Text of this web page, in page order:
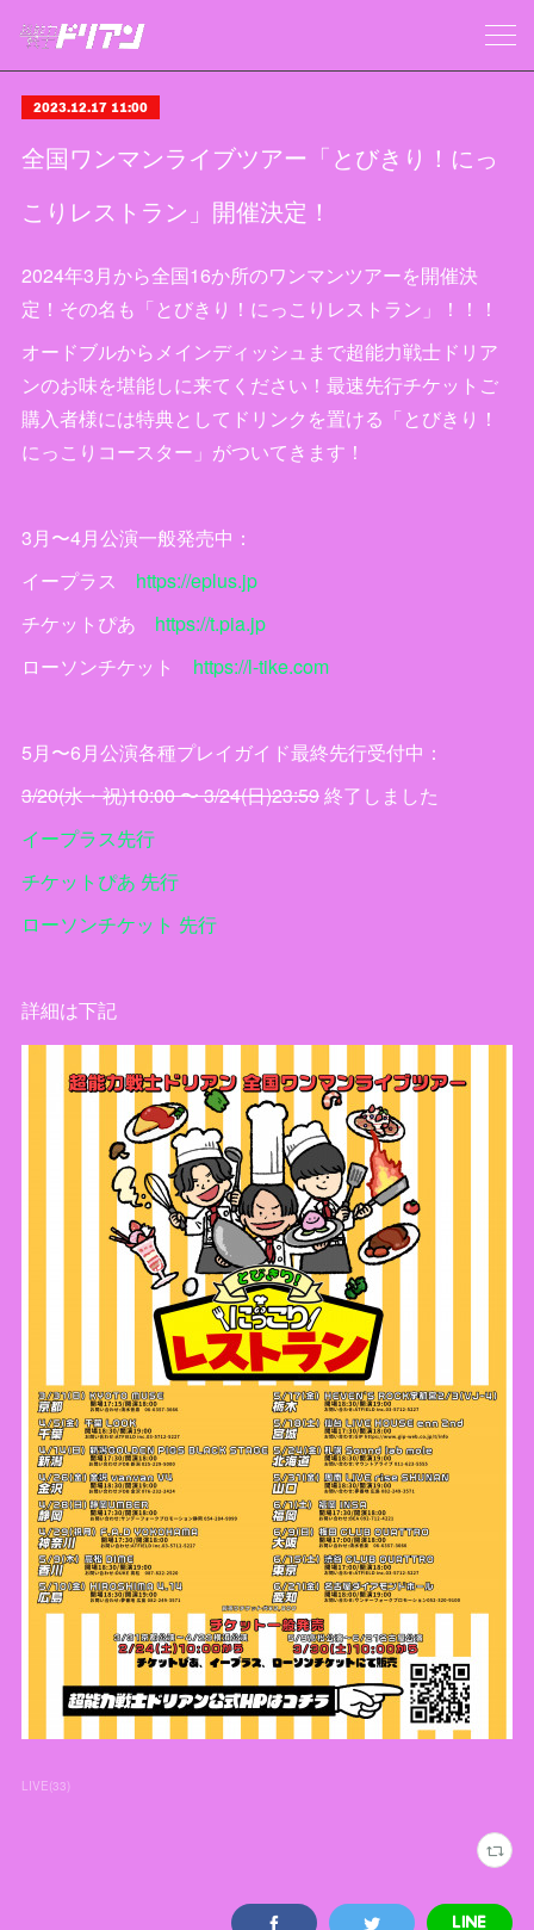
2023.12.17 11:00
全国ワンマンライブツアー「とびきり！にっ
こりレストラン」開催決定！
2024年3月から全国16か所のワンマンツアーを開催決
定！その名も「とびきり！にっこりレストラン」！！！
オードブルからメインディッシュまで超能力戦士ドリア
ンのお味を堪能しに来てください！最速先行チケットご
購入者様には特典としてドリンクを置ける「とびきり！
にっこりコースター」がついてきます！
3月〜4月公演一般発売中：
イープラス https://eplus.jp
チケットぴあ https://t.pia.jp
ローソンチケット https://l-tike.com
5月〜6月公演各種プレイガイド最終先行受付中：
3/20(水・祝)10:00 〜 3/24(日)23:59終了しました
イープラス先行
チケットぴあ 先行
ローソンチケット 先行
詳細は下記
LIVE(33)